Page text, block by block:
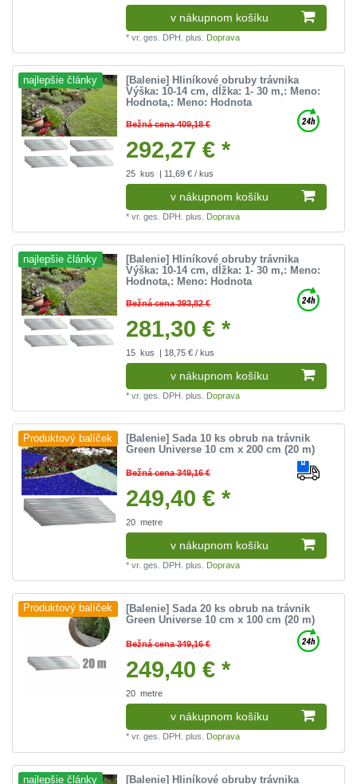
v nákupnom košíku
*vr. ges. DPH. plus. Doprava
najlepšie články
[Balenie] Hliníkové obruby trávnika
Výška: 10-14 cm, dĺžka: 1- 30 m,: Meno:
Hodnota,: Meno: Hodnota
Bežná cena 409,18 €
292,27 € *
25 kus | 11,69 € / kus
v nákupnom košíku
*vr. ges. DPH. plus. Doprava
najlepšie články
[Balenie] Hliníkové obruby trávnika
Výška: 10-14 cm, dĺžka: 1- 30 m,: Meno:
Hodnota,: Meno: Hodnota
Bežná cena 393,82 €
281,30 € *
15 kus | 18,75 € / kus
v nákupnom košíku
*vr. ges. DPH. plus. Doprava
Produktový balíček
[Balenie] Sada 10 ks obrub na trávnik
Green Universe 10 cm x 200 cm (20 m)
Bežná cena 349,16 €
249,40 € *
20 metre
v nákupnom košíku
*vr. ges. DPH. plus. Doprava
Produktový balíček
[Balenie] Sada 20 ks obrub na trávnik
Green Universe 10 cm x 100 cm (20 m)
Bežná cena 349,16 €
249,40 € *
20 metre
v nákupnom košíku
*vr. ges. DPH. plus. Doprava
najlepšie články [Balenie] Hliníkové obruby trávnika